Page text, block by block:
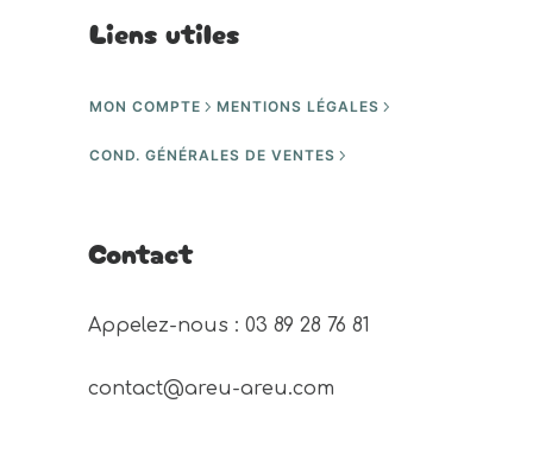
Liens utiles
MON COMPTE MENTIONS LÉGALES
COND. GÉNÉRALES DE VENTES
Contact
Appelez-nous : 03 89 28 76 81
contact@areu-areu.com